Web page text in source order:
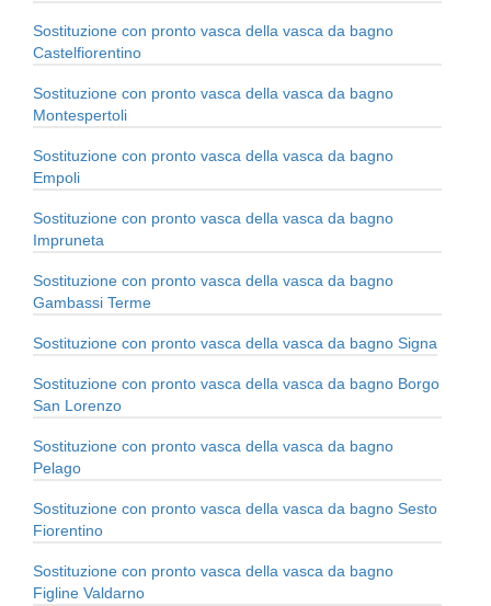
Sostituzione con pronto vasca della vasca da bagno
Castelfiorentino
Sostituzione con pronto vasca della vasca da bagno
Montespertoli
Sostituzione con pronto vasca della vasca da bagno
Empoli
Sostituzione con pronto vasca della vasca da bagno
Impruneta
Sostituzione con pronto vasca della vasca da bagno
Gambassi Terme
Sostituzione con pronto vasca della vasca da bagno Signa
Sostituzione con pronto vasca della vasca da bagno Borgo
San Lorenzo
Sostituzione con pronto vasca della vasca da bagno
Pelago
Sostituzione con pronto vasca della vasca da bagno Sesto
Fiorentino
Sostituzione con pronto vasca della vasca da bagno
Figline Valdarno